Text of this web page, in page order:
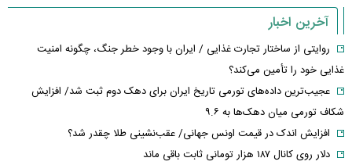
آخرین اخبار
روایتی از ساختار تجارت غذایی / ایران با وجود خطر جنگ، چگونه امنیت
غذایی خود را تأمین می‌کند؟
عجیب‌ترین داده‌های تورمی تاریخ ایران برای دهک دوم ثبت شد/ افزایش
شکاف تورمی میان دهک‌ها به ۹.۶
افزایش اندک در قیمت اونس جهانی/ عقب‌نشینی طلا چقدر شد؟
دلار روی کانال ۱۸۷ هزار تومانی ثابت باقی ماند